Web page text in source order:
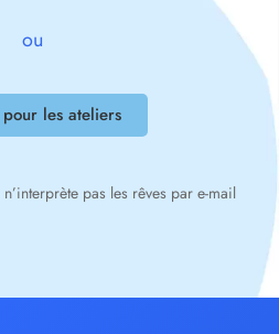
ou
les ateliers
pas les rêves par e-mail